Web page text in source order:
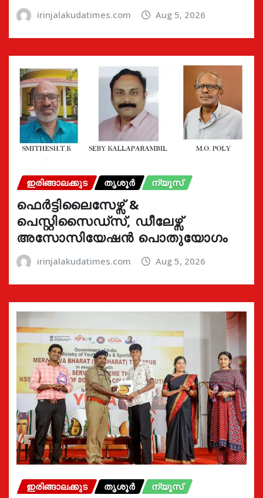
irinjalakudatimes.com Aug 5, 2026
ഇരിങ്ങാലക്കുട തൃശൂർ ന്യൂസ്
ഫെർട്ടിലൈസേഴ്സ് &
പെസ്റ്റിസൈഡ്സ്, ഡീലേഴ്സ്
അസോസിയേഷൻ പൊതുയോഗം
irinjalakudatimes.com Aug 5, 2026
ഇരിങ്ങാലക്കുട തൃശൂർ ന്യൂസ്